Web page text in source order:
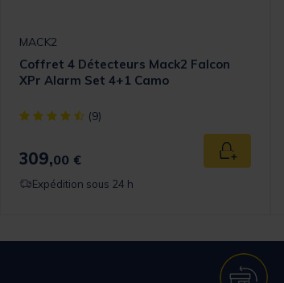
panier
MACK2
Coffret 4 Détecteurs Mack2 Falcon
XPr Alarm Set 4+1 Camo
[object Object] out of 5 Customer Rating
(9)
309,00 € Ajouter
Expédition sous 24 h